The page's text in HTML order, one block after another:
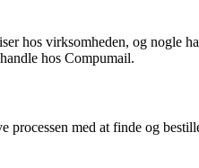
hos virksomheden, og nogle
hos Compumail.
processen med at finde og